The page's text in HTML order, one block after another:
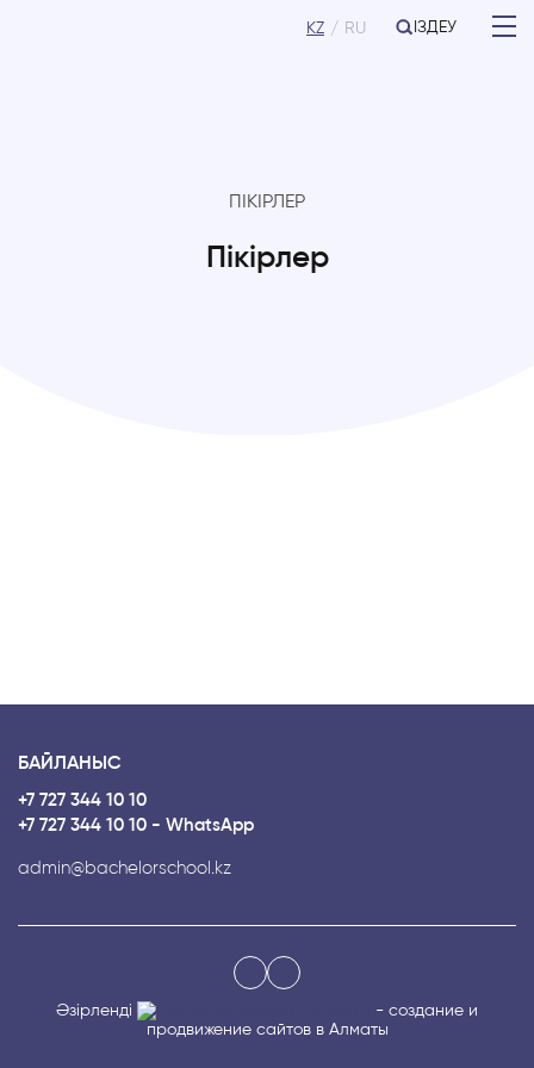
KZ RU ІЗДЕУ
ПІКІРЛЕР
Пікірлер
БАЙЛАНЫС
+7 727 344 10 10
+7 727 344 10 10 - WhatsApp
admin@bachelorschool.kz
Әзірленді
- создание и
продвижение сайтов в Алматы